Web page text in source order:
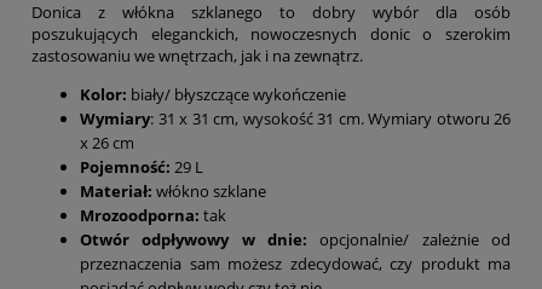
Donica z włókna szklanego to dobry wybór dla osób
poszukujących eleganckich, nowoczesnych donic o szerokim
zastosowaniu we wnętrzach, jak i na zewnątrz.
Kolor: biały/ błyszczące wykończenie
Wymiary: 31 x 31 cm, wysokość 31 cm. Wymiary otworu 26
x 26 cm
Pojemność: 29 L
Materiał: włókno szklane
Mrozoodporna: tak
Otwór odpływowy w dnie: opcjonalnie/ zależnie od
przeznaczenia sam możesz zdecydować, czy produkt ma